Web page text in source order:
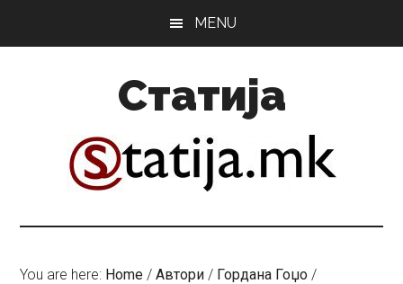
MENU
Статија
You are here: Home / Автори / Гордана Гоџо /